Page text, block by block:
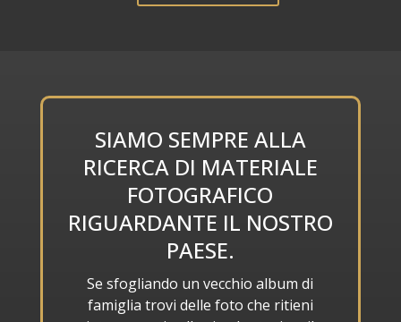
SIAMO SEMPRE ALLA
RICERCA DI MATERIALE
FOTOGRAFICO
RIGUARDANTE IL NOSTRO
PAESE.
Se sfogliando un vecchio album di
famiglia trovi delle foto che ritieni